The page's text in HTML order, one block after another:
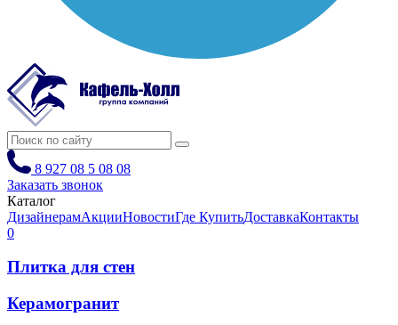
8 927 08 5 08 08
Заказать звонок
Каталог
ДизайнерамАкцииНовостиГде КупитьДоставкаКонтакты
0
Плитка для стен
Керамогранит